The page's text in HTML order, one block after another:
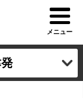
メニュー